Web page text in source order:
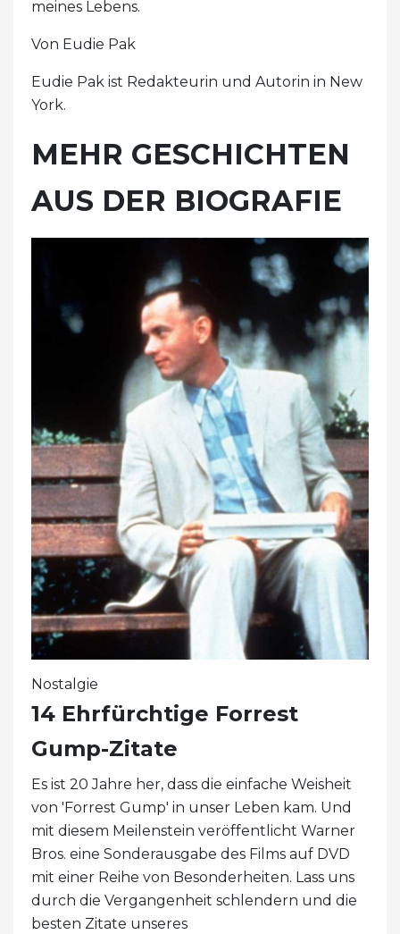
meines Lebens.
Von Eudie Pak
Eudie Pak ist Redakteurin und Autorin in New
York.
MEHR GESCHICHTEN
AUS DER BIOGRAFIE
Nostalgie
14 Ehrfürchtige Forrest
Gump-Zitate
Es ist 20 Jahre her, dass die einfache Weisheit
von 'Forrest Gump' in unser Leben kam. Und
mit diesem Meilenstein veröffentlicht Warner
Bros. eine Sonderausgabe des Films auf DVD
mit einer Reihe von Besonderheiten. Lass uns
durch die Vergangenheit schlendern und die
besten Zitate unseres